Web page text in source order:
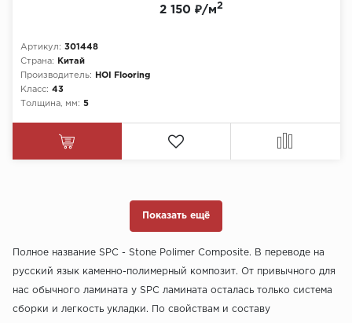
Артикул: 301448
Страна:
Китай
Производитель:
HOI Flooring
Класс: 43
Толщина, мм: 5
2 150 ₽/м2
Показать ещё
Полное название SPC - Stone Polimer Composite. В переводе на
русский язык каменно-полимерный композит. От привычного для
нас обычного ламината у SPC ламината осталась только система
сборки и легкость укладки. По свойствам и составу